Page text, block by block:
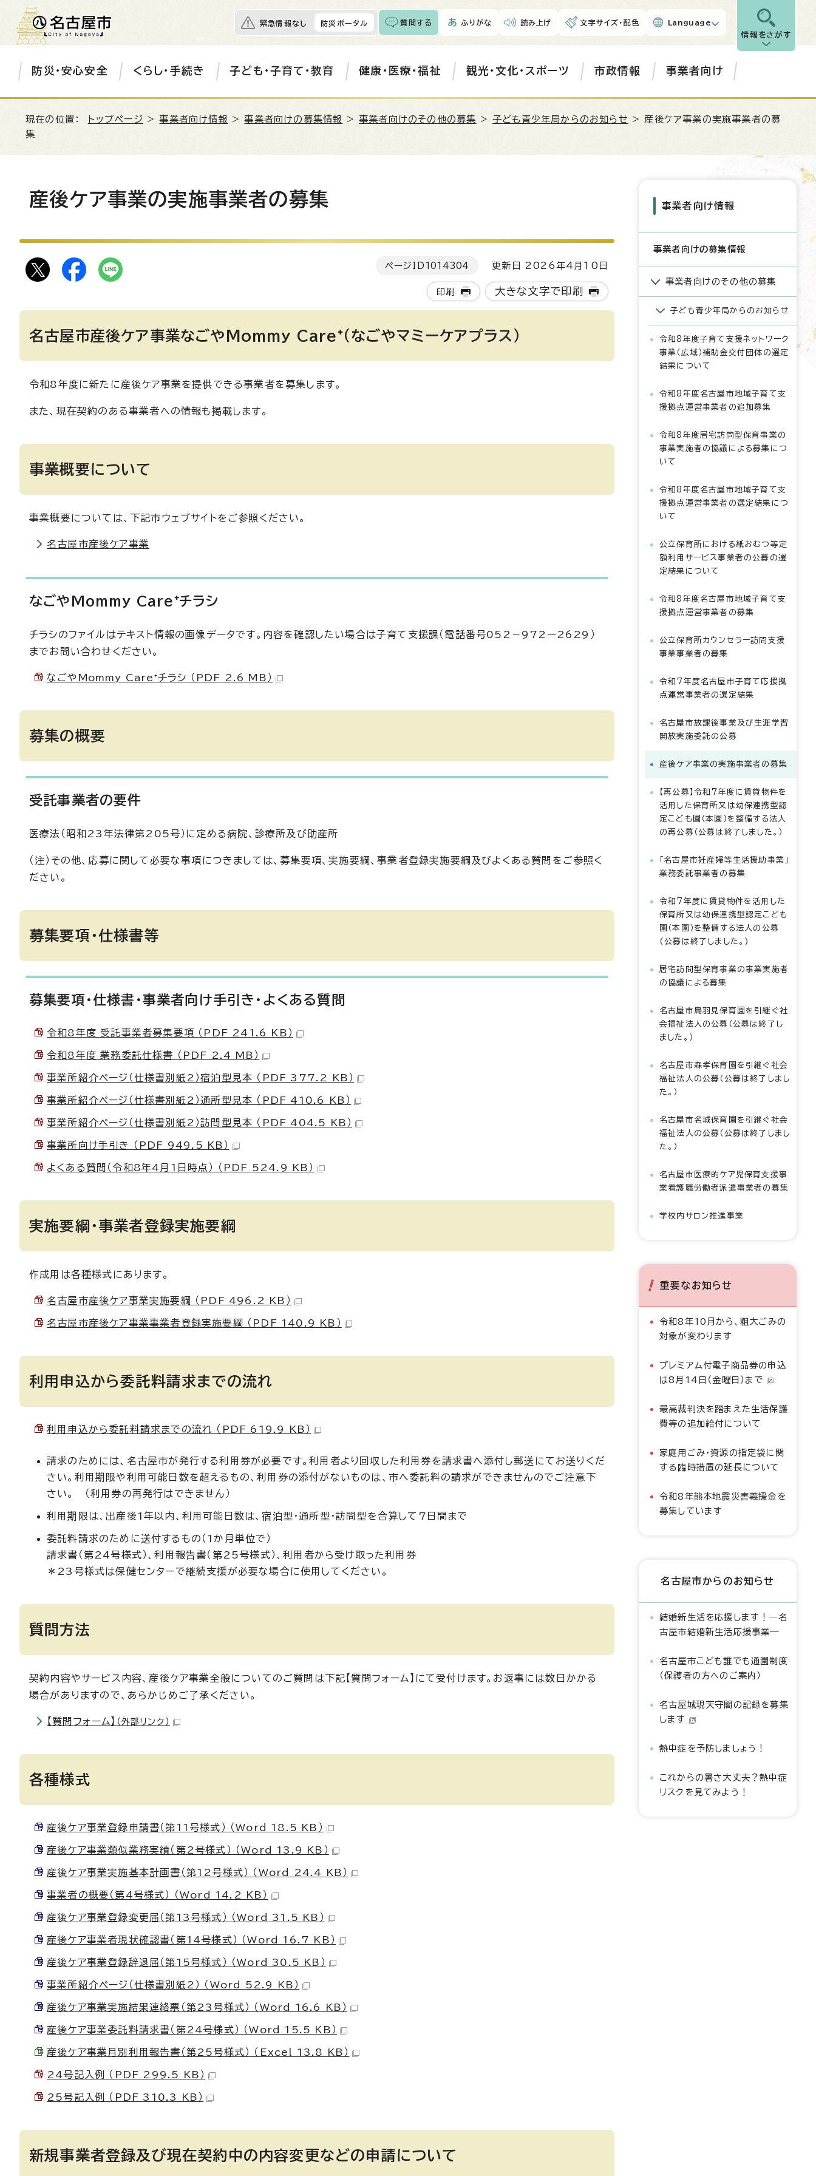
緊急情報なし 防災ポータル 質問する ふりがな 読み上げ 文字サイズ・配色 Language
情報をさがす
防災・安心安全 くらし・手続き 子ども・子育て・教育 健康・医療・福祉 観光・文化・スポーツ 市政情報 事業者向け
現在の位置： トップページ >事業者向け情報 >事業者向けの募集情報 >事業者向けのその他の募集 >子ども青少年局からのお知らせ > 産後ケア事業の実施事業者の募
集
産後ケア事業の実施事業者の募集
ページID 1014304 更新日 2026年4月10日
印刷 大きな文字で印刷
名古屋市産後ケア事業なごやMommy Care⁺（なごやマミーケアプラス）
令和8年度に新たに産後ケア事業を提供できる事業者を募集します。
また、現在契約のある事業者への情報も掲載します。
事業概要について
事業概要については、下記市ウェブサイトをご参照ください。
名古屋市産後ケア事業
なごやMommy Care⁺チラシ
チラシのファイルはテキスト情報の画像データです。内容を確認したい場合は子育て支援課（電話番号052－972ー2629）
までお問い合わせください。
なごやMommy Care⁺チラシ （PDF 2.6 MB）
募集の概要
受託事業者の要件
医療法（昭和23年法律第205号）に定める病院、診療所及び助産所
（注）その他、応募に関して必要な事項につきましては、募集要項、実施要綱、事業者登録実施要綱及びよくある質問をご参照く
ださい。
募集要項・仕様書等
募集要項・仕様書・事業者向け手引き・よくある質問
令和8年度 受託事業者募集要項 （PDF 241.6 KB）
令和8年度 業務委託仕様書 （PDF 2.4 MB）
事業所紹介ページ（仕様書別紙2）宿泊型見本 （PDF 377.2 KB）
事業所紹介ページ（仕様書別紙2）通所型見本 （PDF 410.6 KB）
事業所紹介ページ（仕様書別紙2）訪問型見本 （PDF 404.5 KB）
事業所向け手引き （PDF 949.5 KB）
よくある質問（令和8年4月1日時点） （PDF 524.9 KB）
実施要綱・事業者登録実施要綱
作成用は各種様式にあります。
名古屋市産後ケア事業実施要綱 （PDF 496.2 KB）
名古屋市産後ケア事業事業者登録実施要綱 （PDF 140.9 KB）
利用申込から委託料請求までの流れ
利用申込から委託料請求までの流れ （PDF 619.9 KB）
請求のためには、名古屋市が発行する利用券が必要です。利用者より回収した利用券を請求書へ添付し郵送にてお送りくだ
さい。利用期限や利用可能日数を超えるもの、利用券の添付がないものは、市へ委託料の請求ができませんのでご注意下
さい。 （利用券の再発行はできません）
利用期限は、出産後1年以内、利用可能日数は、宿泊型・通所型・訪問型を合算して7日間まで
委託料請求のために送付するもの（1か月単位で）
請求書（第24号様式）、利用報告書（第25号様式）、利用者から受け取った利用券
＊23号様式は保健センターで継続支援が必要な場合に使用してください。
質問方法
契約内容やサービス内容、産後ケア事業全般についてのご質問は下記【質問フォーム】にて受付けます。お返事には数日かかる
場合がありますので、あらかじめご了承ください。
【質問フォーム】 （外部リンク）
各種様式
産後ケア事業登録申請書（第11号様式） （Word 18.5 KB）
産後ケア事業類似業務実績（第2号様式） （Word 13.9 KB）
産後ケア事業実施基本計画書（第12号様式） （Word 24.4 KB）
事業者の概要（第4号様式） （Word 14.2 KB）
産後ケア事業登録変更届（第13号様式） （Word 31.5 KB）
産後ケア事業者現状確認書（第14号様式） （Word 16.7 KB）
産後ケア事業登録辞退届（第15号様式） （Word 30.5 KB）
事業所紹介ページ（仕様書別紙2） （Word 52.9 KB）
産後ケア事業実施結果連絡票（第23号様式） （Word 16.6 KB）
産後ケア事業委託料請求書（第24号様式） （Word 15.5 KB）
産後ケア事業月別利用報告書（第25号様式） （Excel 13.8 KB）
24号記入例 （PDF 299.5 KB）
25号記入例 （PDF 310.3 KB）
新規事業者登録及び現在契約中の内容変更などの申請について
事業者向け情報
事業者向けの募集情報
事業者向けのその他の募集
子ども青少年局からのお知らせ
令和8年度子育て支援ネットワーク
事業（広域）補助金交付団体の選定
結果について
令和8年度名古屋市地域子育て支
援拠点運営事業者の追加募集
令和8年度居宅訪問型保育事業の
事業実施者の協議による募集につ
いて
令和8年度名古屋市地域子育て支
援拠点運営事業者の選定結果につ
いて
公立保育所における紙おむつ等定
額利用サービス事業者の公募の選
定結果について
令和8年度名古屋市地域子育て支
援拠点運営事業者の募集
公立保育所カウンセラー訪問支援
事業事業者の募集
令和7年度名古屋市子育て応援拠
点運営事業者の選定結果
名古屋市放課後事業及び生涯学習
開放実施委託の公募
産後ケア事業の実施事業者の募集
【再公募】令和7年度に賃貸物件を
活用した保育所又は幼保連携型認
定こども園（本園）を整備する法人
の再公募（公募は終了しました。）
「名古屋市妊産婦等生活援助事業」
業務委託事業者の募集
令和7年度に賃貸物件を活用した
保育所又は幼保連携型認定こども
園（本園）を整備する法人の公募
(公募は終了しました。)
居宅訪問型保育事業の事業実施者
の協議による募集
名古屋市鳥羽見保育園を引継ぐ社
会福祉法人の公募（公募は終了し
ました。）
名古屋市森孝保育園を引継ぐ社会
福祉法人の公募（公募は終了しまし
た。）
名古屋市名城保育園を引継ぐ社会
福祉法人の公募（公募は終了しまし
た。）
名古屋市医療的ケア児保育支援事
業看護職労働者派遣事業者の募集
学校内サロン推進事業
重要なお知らせ
令和8年10月から、粗大ごみの
対象が変わります
プレミアム付電子商品券の申込
は8月14日（金曜日）まで
最高裁判決を踏まえた生活保護
費等の追加給付について
家庭用ごみ・資源の指定袋に関
する臨時措置の延長について
令和8年熊本地震災害義援金を
募集しています
名古屋市からのお知らせ
結婚新生活を応援します！―名
古屋市結婚新生活応援事業―
名古屋市こども誰でも通園制度
（保護者の方へのご案内）
名古屋城現天守閣の記録を募集
します
熱中症を予防しましょう！
これからの暑さ大丈夫？熱中症
リスクを見てみよう！